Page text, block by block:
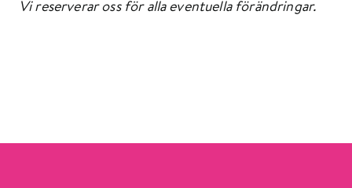
Vi reserverar oss för alla eventuella förändringar.